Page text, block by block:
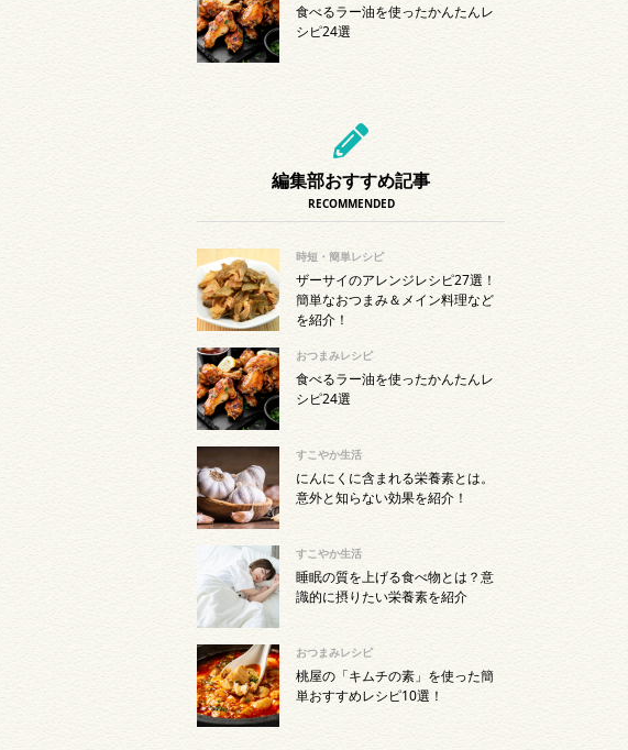
食べるラー油を使ったかんたんレ
シピ24選
編集部おすすめ記事
RECOMMENDED
時短・簡単レシピ
ザーサイのアレンジレシピ27選！
簡単なおつまみ＆メイン料理など
を紹介！
おつまみレシピ
食べるラー油を使ったかんたんレ
シピ24選
すこやか生活
にんにくに含まれる栄養素とは。
意外と知らない効果を紹介！
すこやか生活
睡眠の質を上げる食べ物とは？意
識的に摂りたい栄養素を紹介
おつまみレシピ
桃屋の「キムチの素」を使った簡
単おすすめレシピ10選！